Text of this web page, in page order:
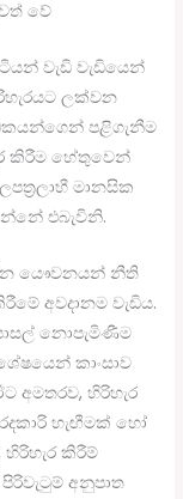
වේ
වැඩි වැඩියෙන්
ලක්වන
පළිගැනීම
කිරීම හේතුවෙන්
මානසික
එබැවිනි.
යෞවනයන් නීති
අවදානම වැඩිය.
නොපැමිණීම
කාංසාව
අමතරව, හිරිහැර
හැඟීමක් හෝ
හිරිහැර කිරීම්
අනුපාත